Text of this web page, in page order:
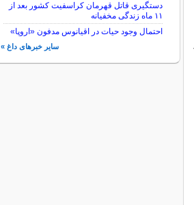
دستگیری قاتل قهرمان کراسفیت کشور بعد از
۱۱ ماه زندگی مخفیانه
احتمال وجود حیات در اقیانوس مدفون «اروپا»
سایر خبرهای داغ »